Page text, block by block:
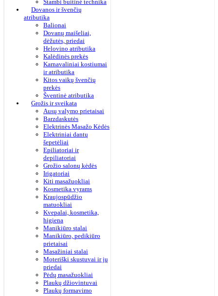
Stambi buitinė technika
Dovanos ir švenčių
atributika
Balionai
Dovanų maišeliai,
dėžutės, priedai
Helovino atributika
Kalėdinės prekės
Karnavaliniai kostiumai
ir atributika
Kitos vaikų švenčių
prekės
Šventinė atributika
Grožis ir sveikata
Ausų valymo prietaisai
Barzdaskutės
Elektrinės Masažo Kėdės
Elektriniai dantų
šepetėliai
Epiliatoriai ir
depiliatoriai
Grožio salonų kėdės
Irigatoriai
Kiti masažuokliai
Kosmetika vyrams
Kraujospūdžio
matuokliai
Kvepalai, kosmetika,
higiena
Manikiūro stalai
Manikiūro, pedikiūro
prietaisai
Masažiniai stalai
Moteriški skustuvai ir jų
priedai
Pėdų masažuokliai
Plaukų džiovintuvai
Plaukų formavimo